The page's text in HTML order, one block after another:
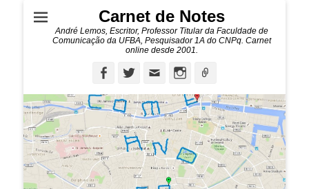
Carnet de Notes
André Lemos, Escritor, Professor Titular da Faculdade de
Comunicação da UFBA, Pesquisador 1A do CNPq. Carnet
online desde 2001.
FacebookTwitterEmail Instagram